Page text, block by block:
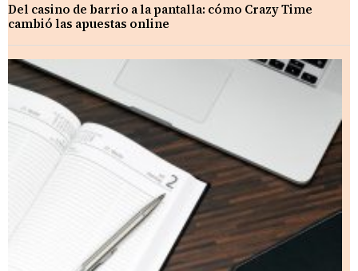
Del casino de barrio a la pantalla: cómo Crazy Time
cambió las apuestas online